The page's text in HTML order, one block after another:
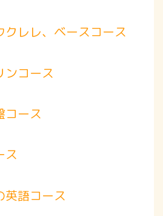
クレレ、ベースコース
ンコース
コース
ス
英語コース